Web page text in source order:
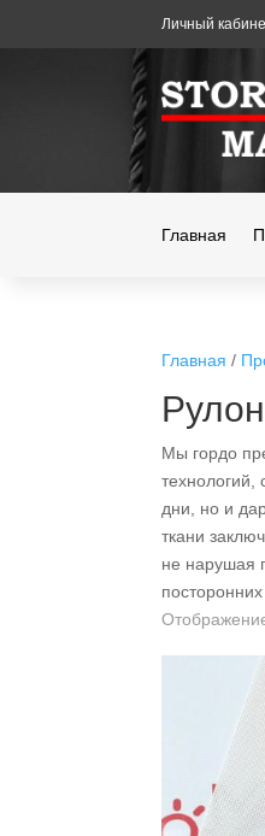
Личный
Главная
Главная /
Мы гордо
технологий,
дни, но и
ткани
не нарушая
посторонних